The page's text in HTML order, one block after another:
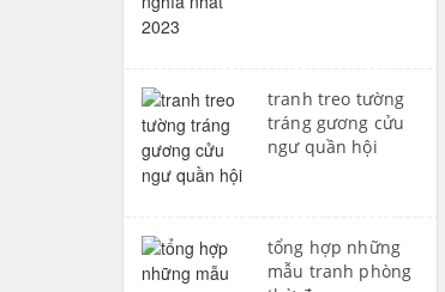
tranh treo tường
tráng gương cửu
ngư quần hội
tổng hợp những
mẫu tranh phòng